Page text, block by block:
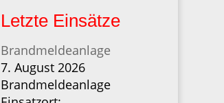
Letzte Einsätze
Brandmeldeanlage
7. August 2026
Brandmeldeanlage